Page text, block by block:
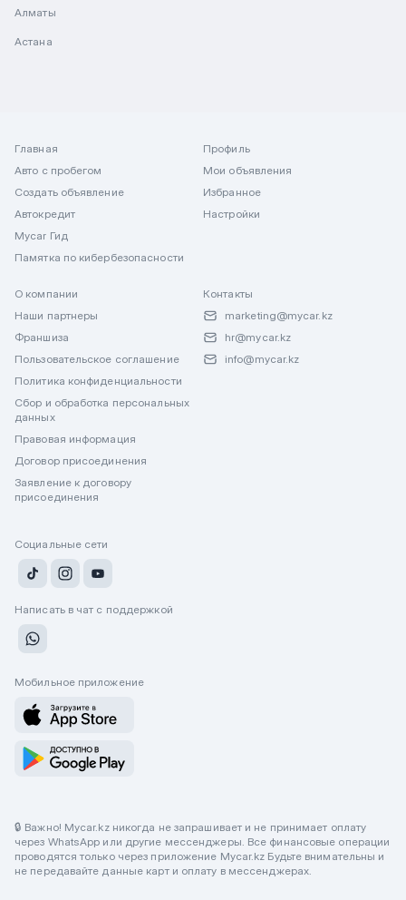
Алматы
Астана
Главная
Авто с пробегом
Создать объявление
Автокредит
Mycar Гид
Памятка по кибербезопасности
Профиль
Мои объявления
Избранное
Настройки
О компании
Наши партнеры
Франшиза
Пользовательское соглашение
Политика конфиденциальности
Сбор и обработка персональных
данных
Правовая информация
Договор присоединения
Заявление к договору
присоединения
Контакты
marketing@mycar.kz
hr@mycar.kz
info@mycar.kz
Социальные сети
Написать в чат с поддержкой
Мобильное приложение
🔒 Важно! Mycar.kz никогда не запрашивает и не принимает оплату
через WhatsApp или другие мессенджеры. Все финансовые операции
проводятся только через приложение Mycar.kz Будьте внимательны и
не передавайте данные карт и оплату в мессенджерах.